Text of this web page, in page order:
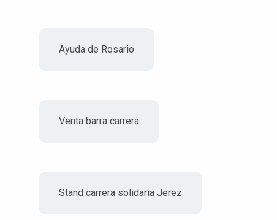
Ayuda de Rosario
Venta barra carrera
Stand carrera solidaria Jerez